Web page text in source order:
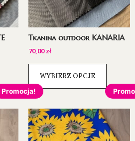
Tkanina outdoor KANARIA
70,00zł
WYBIERZ OPCJE
Promocja!